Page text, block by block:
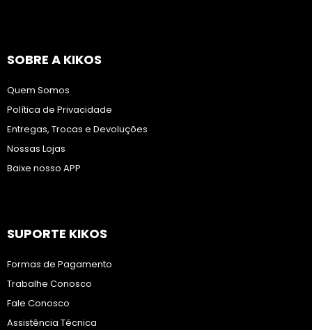
SOBRE A KIKOS
Quem Somos
Política de Privacidade
Entregas, Trocas e Devoluções
Nossas Lojas
Baixe nosso APP
SUPORTE KIKOS
Formas de Pagamento
Trabalhe Conosco
Fale Conosco
Assistência Técnica